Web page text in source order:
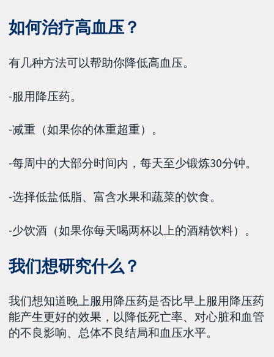
如何治疗高血压？
有几种方法可以帮助你降低高血压。
-服用降压药。
-减重（如果你的体重超重）。
-每周中的大部分时间内，每天至少锻炼30分钟。
-选择低盐低脂、富含水果和蔬菜的饮食。
-少饮酒（如果你每天喝两杯以上的酒精饮料）。
我们想研究什么？
我们想知道晚上服用降压药是否比早上服用降压药
能产生更好的效果，以降低死亡率、对心脏和血管
的不良影响、总体不良结局和血压水平。